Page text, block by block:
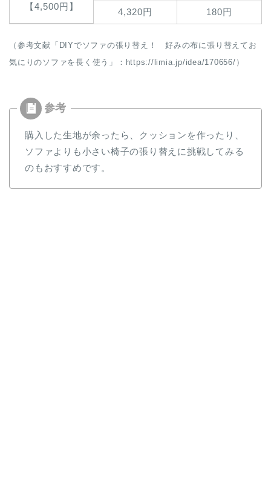
【4,500円】
4,320円 180円
（参考文献「DIYでソファの張り替え！ 好みの布に張り替えてお
気にりのソファを長く使う」：https://limia.jp/idea/170656/）
購入した生地が余ったら、クッションを作ったり、
ソファよりも小さい椅子の張り替えに挑戦してみる
のもおすすめです。